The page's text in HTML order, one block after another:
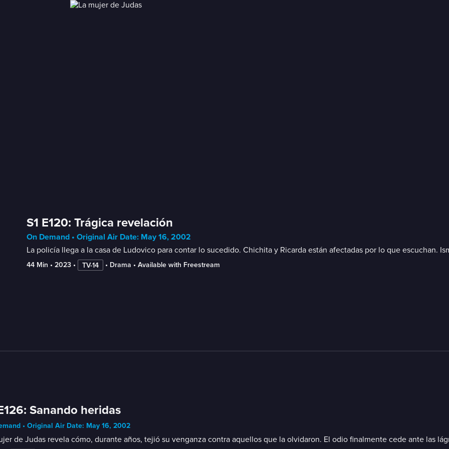
S1 E120: Trágica revelación
On Demand • Original Air Date: May 16, 2002
La policía llega a la casa de Ludovico para contar lo sucedido. Chichita y Ricarda están afectadas por lo que escuchan.
44 Min • 2023 • TV-14 • Drama • Available with Freestream
Sanando heridas
• Original Air Date: May 16, 2002
de Judas revela cómo, durante años, tejió su venganza contra aquellos que la olvidaron. El odio finalmente cede ante las